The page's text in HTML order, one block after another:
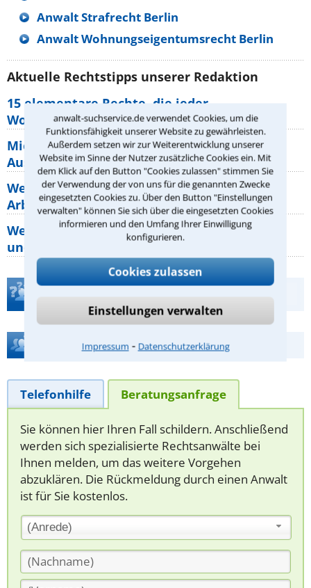
anwalt-suchservice.de verwendet Cookies, um die
Funktionsfähigkeit unserer Website zu gewährleisten.
Außerdem setzen wir zur Weiterentwicklung unserer
Website im Sinne der Nutzer zusätzliche Cookies ein. Mit
dem Klick auf den Button "Cookies zulassen" stimmen Sie
der Verwendung der von uns für die genannten Zwecke
eingesetzten Cookies zu. Über den Button "Einstellungen
verwalten" können Sie sich über die eingesetzten Cookies
informieren und den Umfang Ihrer Einwilligung
konfigurieren.
Cookies zulassen
Einstellungen verwalten
Impressum ⁃ Datenschutzerklärung
Anwalt Strafrecht Berlin
Anwalt Wohnungseigentumsrecht Berlin
Aktuelle Rechtstipps unserer Redaktion
15 elementare Rechte, die jeder
Wohnungseigentümer kennen sollte
Mietpreisbremse 2026: Alle Regeln,
Ausnahmen und Rechte für Mieter
Welche Regeln für Teilnahme, Urlaub,
Arbeitszeit gelten beim
Welche Rechte hat der Käufer eines Pferdes
und wie macht man sie
Hilfe bei Ihrer Anwaltsuche?
Telefonhilfe Beratungsanfrage
Sie können hier Ihren Fall schildern. Anschließend
werden sich spezialisierte Rechtsanwälte bei
Ihnen melden, um das weitere Vorgehen
abzuklären. Die Rückmeldung durch einen Anwalt
ist für Sie kostenlos.
(Anrede)